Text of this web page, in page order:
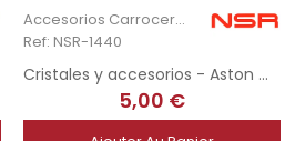
Accesorios Carrocería
Ref: NSR-1440
Cristales y accesorios - Aston Martin Vantage GT3
5,00 €